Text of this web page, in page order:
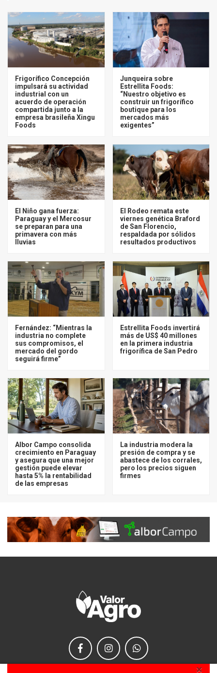
Frigorífico Concepción
impulsará su actividad
industrial con un
acuerdo de operación
compartida junto a la
empresa brasileña Xingu
Foods
Junqueira sobre
Estrellita Foods:
“Nuestro objetivo es
construir un frigorífico
boutique para los
mercados más
exigentes”
El Niño gana fuerza:
Paraguay y el Mercosur
se preparan para una
primavera con más
lluvias
El Rodeo remata este
viernes genética Braford
de San Florencio,
respaldada por sólidos
resultados productivos
Fernández: “Mientras la
industria no complete
sus compromisos, el
mercado del gordo
seguirá firme”
Estrellita Foods invertirá
más de US$ 40 millones
en la primera industria
frigorífica de San Pedro
Albor Campo consolida
crecimiento en Paraguay
y asegura que una mejor
gestión puede elevar
hasta 5% la rentabilidad
de las empresas
La industria modera la
presión de compra y se
abastece de los corrales,
pero los precios siguen
firmes
×